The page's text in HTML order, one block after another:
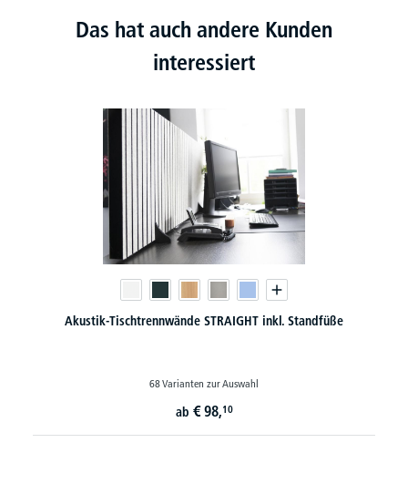
Das hat auch andere Kunden
interessiert
Akustik-Tischtrennwände STRAIGHT inkl. Standfüße
68 Varianten zur Auswahl
ab € 98,10